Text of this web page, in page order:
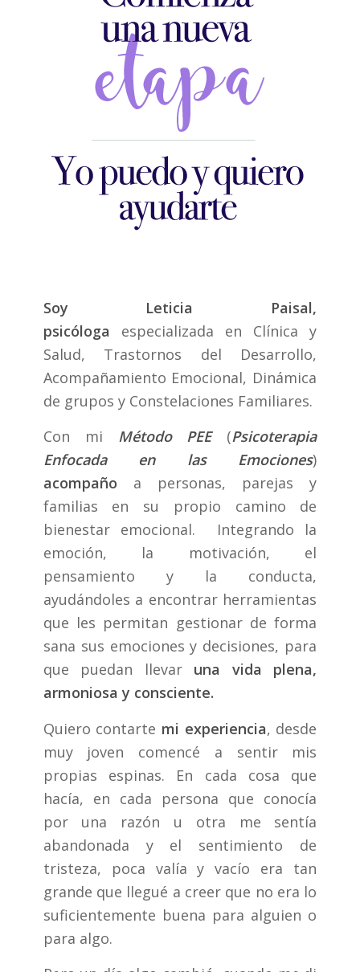
Soy Leticia Paisal,
psicóloga especializada en Clínica y
Salud, Trastornos del Desarrollo,
Acompañamiento Emocional, Dinámica
de grupos y Constelaciones Familiares.
Con mi Método PEE(Psicoterapia
Enfocada en las Emociones)
acompaño a personas, parejas y
familias en su propio camino de
bienestar emocional. Integrando la
emoción, la motivación, el
pensamiento y la conducta,
ayudándoles a encontrar herramientas
que les permitan gestionar de forma
sana sus emociones y decisiones, para
que puedan llevar una vida plena,
armoniosa y consciente.
Quiero contarte mi experiencia, desde
muy joven comencé a sentir mis
propias espinas. En cada cosa que
hacía, en cada persona que conocía
por una razón u otra me sentía
abandonada y el sentimiento de
tristeza, poca valía y vacío era tan
grande que llegué a creer que no era lo
suficientemente buena para alguien o
para algo.